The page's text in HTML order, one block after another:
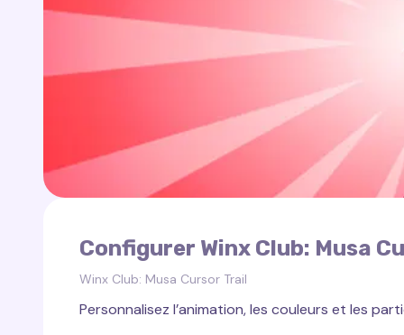
Configurer Winx Club: Musa
Winx Club: Musa Cursor Trail
Personnalisez l’animation, les couleurs et les